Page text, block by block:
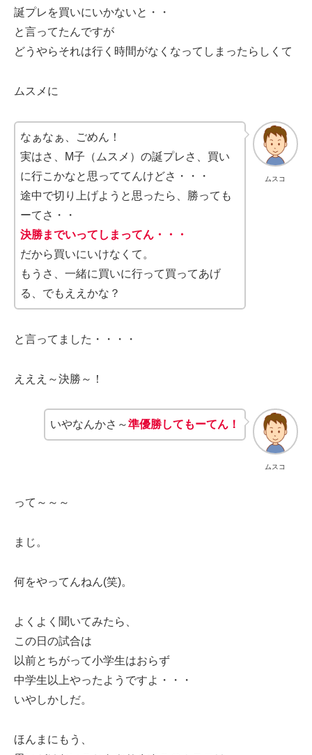
誕プレを買いにいかないと・・
と言ってたんですが
どうやらそれは行く時間がなくなってしまったらしくて
ムスメに
ムスコ
なぁなぁ、ごめん！
実はさ、M子（ムスメ）の誕プレさ、買い
に行こかなと思っててんけどさ・・・
途中で切り上げようと思ったら、勝っても
ーてさ・・
決勝までいってしまってん・・・
だから買いにいけなくて。
もうさ、一緒に買いに行って買ってあげ
る、でもええかな？
と言ってました・・・・
えええ～決勝～！
ムスコ
いやなんかさ～準優勝してもーてん！
って～～～
まじ。
何をやってんねん(笑)。
よくよく聞いてみたら、
この日の試合は
以前とちがって小学生はおらず
中学生以上やったようですよ・・・
いやしかしだ。
ほんまにもう、